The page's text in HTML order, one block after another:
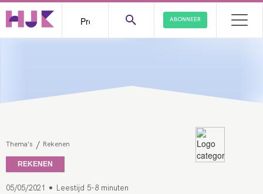
ABONNEER
Thema's / Rekenen
REKENEN
05/05/2021 • Leestijd 5-8 minuten